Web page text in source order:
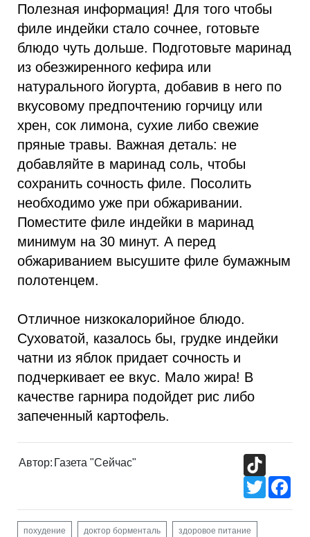
Полезная информация! Для того чтобы
филе индейки стало сочнее, готовьте
блюдо чуть дольше. Подготовьте маринад
из обезжиренного кефира или
натурального йогурта, добавив в него по
вкусовому предпочтению горчицу или
хрен, сок лимона, сухие либо свежие
пряные травы. Важная деталь: не
добавляйте в маринад соль, чтобы
сохранить сочность филе. Посолить
необходимо уже при обжаривании.
Поместите филе индейки в маринад
минимум на 30 минут. А перед
обжариванием высушите филе бумажным
полотенцем.
Отличное низкокалорийное блюдо.
Суховатой, казалось бы, грудке индейки
чатни из яблок придает сочность и
подчеркивает ее вкус. Мало жира! В
качестве гарнира подойдет рис либо
запеченный картофель.
Автор: Газета "Сейчас"
Twitter
похудение доктор борменталь здоровое питание